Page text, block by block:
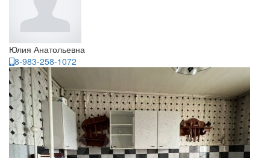
Юлия Анатольевна
8-983-258-1072